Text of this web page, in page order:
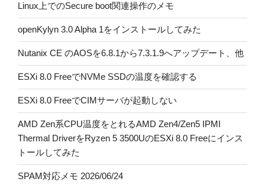
Linux上でのSecure boot関連操作のメモ
openKylyn 3.0 Alpha 1をインストールしてみた
Nutanix CE のAOSを6.8.1から7.3.1.9へアップデート、他
ESXi 8.0 FreeでNVMe SSDの温度を確認する
ESXi 8.0 FreeでCIMサーバが起動しない
AMD Zen系CPU温度をとれるAMD Zen4/Zen5 IPMI
Thermal DriverをRyzen 5 3500UのESXi 8.0 Freeにインス
トールしてみた
SPAM対応メモ 2026/06/24